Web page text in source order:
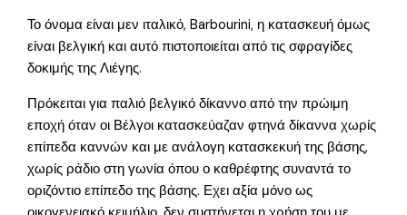
Το όνομα είναι μεν ιταλικό, Barbourini, η κατασκευή όμως
είναι βελγική και αυτό πιστοποιείται από τις σφραγίδες
δοκιμής της Λιέγης.
Πρόκειται για παλιό βελγικό δίκαννο από την πρώιμη
εποχή όταν οι Βέλγοι κατασκεύαζαν φτηνά δίκαννα χωρίς
επίπεδα καννών και με ανάλογη κατασκεκυή της βάσης,
χωρίς ράδιο στη γωνία όπου ο καθρέφτης συναντά το
οριζόντιο επίπεδο της βάσης. Εχει αξία μόνο ως